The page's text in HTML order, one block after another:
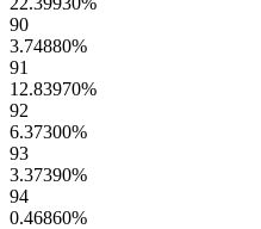
90
3.74880%
91
12.83970%
92
6.37300%
93
3.37390%
94
0.46860%